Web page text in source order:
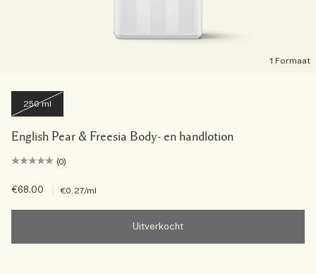
1 Formaat
250 ml
English Pear & Freesia Body- en handlotion
(0)
€68.00 €0.27/ml
Uitverkocht